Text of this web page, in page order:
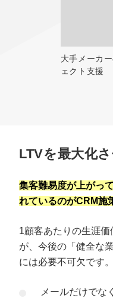
大手メーカ
ェクト支援
LTVを最大化
集客難易度が上がっ
れているのがCRM施
1顧客あたりの生涯
が、今後の「健全な
には必要不可欠です。
メールだけでな